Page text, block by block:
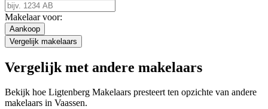
Makelaar voor:
Aankoop
Vergelijk makelaars
Vergelijk met andere makelaars
Bekijk hoe Ligtenberg Makelaars presteert ten opzichte van andere
makelaars in Vaassen.